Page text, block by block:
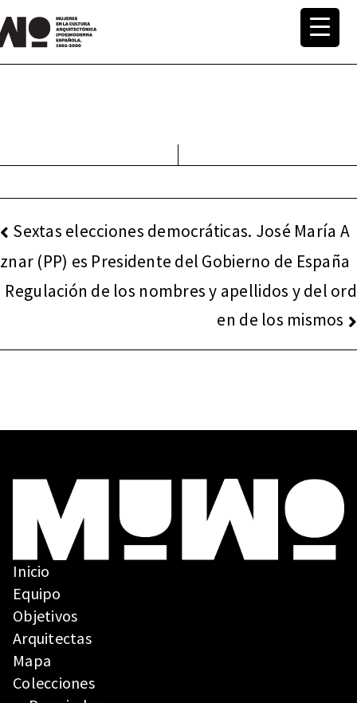
al
MuWo –
Arquite
ctónica
(pos)mo
derna
a, 1965-
NAVEGACIÓN
ENTRADAS
Sextas elecciones democráticas. José María A
znar (PP) es Presidente del Gobierno de España
Regulación de los nombres y apellidos y del ord
en de los mismos
Inicio
Equipo
Objetivos
Arquitectas
Mapa
Colecciones